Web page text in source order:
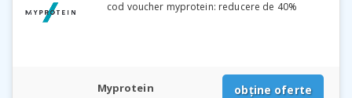
cod voucher myprotein: reducere de 40%
Myprotein obține oferte